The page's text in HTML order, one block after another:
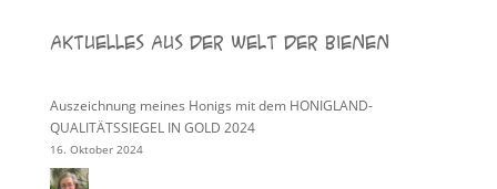
Aktuelles aus der Welt der Bienen
Auszeichnung meines Honigs mit dem HONIGLAND-
QUALITÄTSSIEGEL IN GOLD 2024
16. Oktober 2024